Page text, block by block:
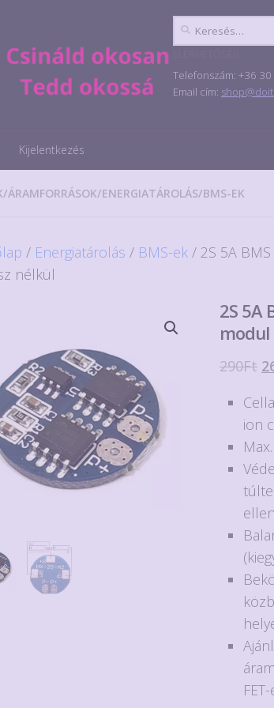
Keresés:
Telefonszám: +36
Email cím:
Kijelentkezés
/ÁRAMFORRÁSOK/ENERGIATÁROLÁS/BMS-EK
/ Energiatárolás / BMS-ek / 2S 5A
nélkül
2S 5A
modul
290Ft
ion